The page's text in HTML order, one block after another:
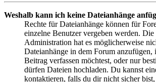
Weshalb kann ich keine Dateianhänge
Rechte für Dateianhänge können für
einzelne Benutzer vergeben werden.
Administration hat es möglicherweise
Dateianhänge in dem Forum anzufügen,
Beitrag verfassen möchtest, oder nur
dürfen Dateien hochladen. Du kannst
kontaktieren, falls du dir nicht sicher